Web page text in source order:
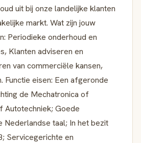
uit bij onze landelijke klanten
markt. Wat zijn jouw
Periodieke onderhoud en
Klanten adviseren en
van commerciële kansen,
Functie eisen: Een afgeronde
de Mechatronica of
Autotechniek; Goede
Nederlandse taal; In het bezit
Servicegerichte en